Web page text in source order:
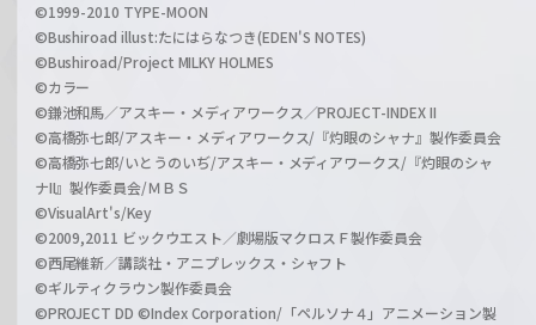
©1999-2010 TYPE-MOON
©Bushiroad illust:たにはらなつき(EDEN'S NOTES)
©Bushiroad/Project MILKY HOLMES
©カラー
©鎌池和馬／アスキー・メディアワークス／PROJECT-INDEX II
©高橋弥七郎/アスキー・メディアワークス/『灼眼のシャナ』製作委員会
©高橋弥七郎/いとうのいぢ/アスキー・メディアワークス/『灼眼のシャ
ナII』製作委員会/ＭＢＳ
©VisualArt's/Key
©2009,2011 ビックウエスト／劇場版マクロスＦ製作委員会
©西尾維新／講談社・アニプレックス・シャフト
©ギルティクラウン製作委員会
©PROJECT DD ©Index Corporation/「ペルソナ４」アニメーション製